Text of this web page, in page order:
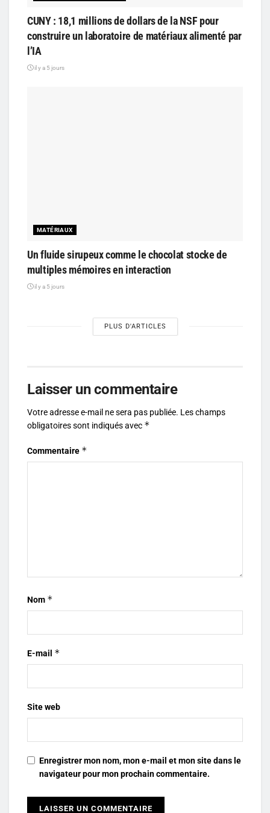
CUNY : 18,1 millions de dollars de la NSF pour
construire un laboratoire de matériaux alimenté par
l’IA
il y a 5 jours
MATÉRIAUX
Un fluide sirupeux comme le chocolat stocke de
multiples mémoires en interaction
il y a 5 jours
PLUS D'ARTICLES
Laisser un commentaire
Votre adresse e-mail ne sera pas publiée. Les champs
obligatoires sont indiqués avec *
Commentaire *
Nom *
E-mail *
Site web
Enregistrer mon nom, mon e-mail et mon site dans le
navigateur pour mon prochain commentaire.